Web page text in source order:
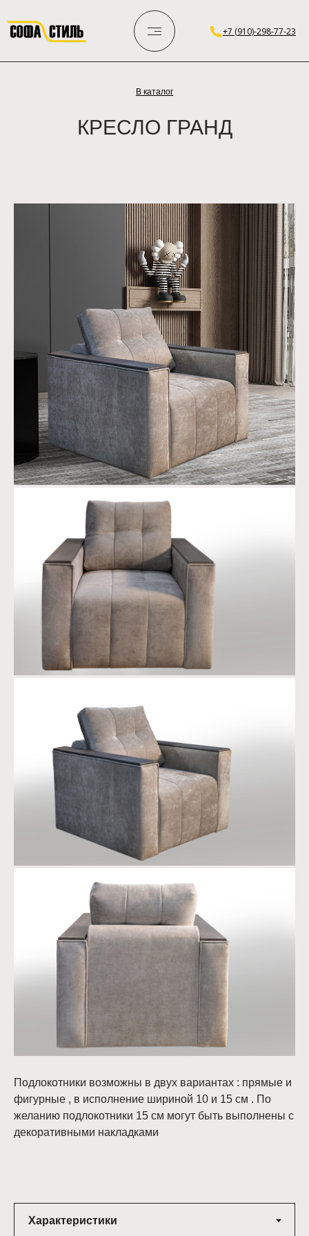
+7 (910)-298-77-23
КРЕСЛО ГРАНД
В каталог
Подлокотники возможны в двух вариантах : прямые и
фигурные , в исполнение шириной 10 и 15 см . По
желанию подлокотники 15 см могут быть выполнены с
декоративными накладками